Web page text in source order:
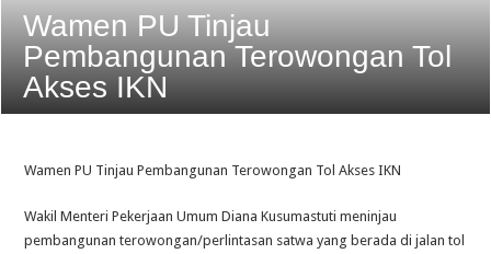
Wamen PU Tinjau
Pembangunan Terowongan Tol
Akses IKN
Wamen PU Tinjau Pembangunan Terowongan Tol Akses IKN
Wakil Menteri Pekerjaan Umum Diana Kusumastuti meninjau
pembangunan terowongan/perlintasan satwa yang berada di jalan tol